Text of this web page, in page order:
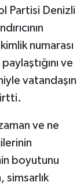
Partisi Denizli
numarası
ve
vatandaşın
ve ne
boyutunu
simsarlık